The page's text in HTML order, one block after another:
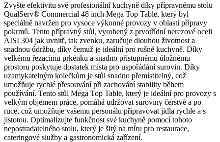
Zvyšte efektivitu své profesionální kuchyně díky přípravnému stolu
QualServ® Commercial 48 inch Mega Top Table, který byl
speciálně navržen pro vysoce výkonné provozy v oblasti přípravy
pokrmů. Tento přípravný stůl, vyrobený z prvotřídní nerezové oceli
AISI 304 jak uvnitř, tak zvenku, zaručuje dlouhou životnost a
snadnou údržbu, díky čemuž je ideální pro rušné kuchyně. Díky
velkému řezacímu prkénku a snadno přístupnému úložnému
prostoru poskytuje dostatek místa pro uspořádání surovin. Díky
uzamykatelným kolečkům je stůl snadno přemístitelný, což
umožňuje rychlé přesouvání při zachování stability během
používání. Tento stůl Mega Top Table, který je ideální pro provozy s
velkým objemem práce, pomáhá udržovat suroviny čerstvé a po
ruce, což umožňuje vašemu personálu připravovat jídla rychle a s
jistotou. Optimalizujte funkčnost své kuchyně pomocí tohoto
nepostradatelného stolu, který je šitý na míru pro restaurace,
cateringové služby a gastronomická zařízení.